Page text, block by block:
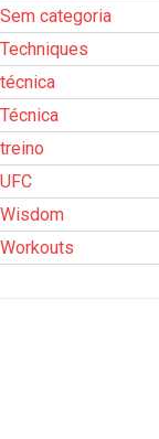
Sem categoria
Techniques
técnica
Técnica
treino
UFC
Wisdom
Workouts